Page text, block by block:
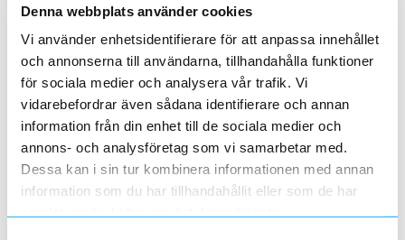
Denna webbplats använder cookies
Vi använder enhetsidentifierare för att anpassa innehållet
och annonserna till användarna, tillhandahålla funktioner
för sociala medier och analysera vår trafik. Vi
vidarebefordrar även sådana identifierare och annan
information från din enhet till de sociala medier och
annons- och analysföretag som vi samarbetar med.
Dessa kan i sin tur kombinera informationen med annan
information som du har tillhandahållit eller som de har
samlat in när du har använt deras tjänster.
brand. För indragning i rör, ledningskanaler
M Lägg i kundvagn
RQ PURE 10 GRÅ BUDDY
ArtNr 0347449
Varumärke
PRYSMIAN
Halogenfri kopplingsledning, avger inga
korrosiva gaser och har låg röktäthet vid
brand. För indragning i rör, ledningskanaler
och apparatskåp.
M Lägg i kundvagn
ArtNr 0347689
Varumärke
PRYSMIAN
Halogenfri kopplingsledning, avger inga
korrosiva gaser och har låg röktäthet vid
M Lägg i kundvagn
RQ PURE 16 BLÅ